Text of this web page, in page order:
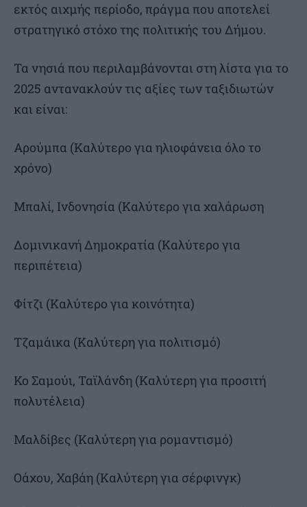
εκτός αιχμής περίοδο, πράγμα που αποτελεί
στρατηγικό στόχο της πολιτικής του Δήμου.
Τα νησιά που περιλαμβάνονται στη λίστα για το
2025 αντανακλούν τις αξίες των ταξιδιωτών
και είναι:
Αρούμπα (Καλύτερο για ηλιοφάνεια όλο το
χρόνο)
Μπαλί, Ινδονησία (Καλύτερο για χαλάρωση
Δομινικανή Δημοκρατία (Καλύτερο για
περιπέτεια)
Φίτζι (Καλύτερο για κοινότητα)
Τζαμάικα (Καλύτερη για πολιτισμό)
Κο Σαμούι, Ταϊλάνδη (Καλύτερη για προσιτή
πολυτέλεια)
Μαλδίβες (Καλύτερη για ρομαντισμό)
Οάχου, Χαβάη (Καλύτερη για σέρφινγκ)